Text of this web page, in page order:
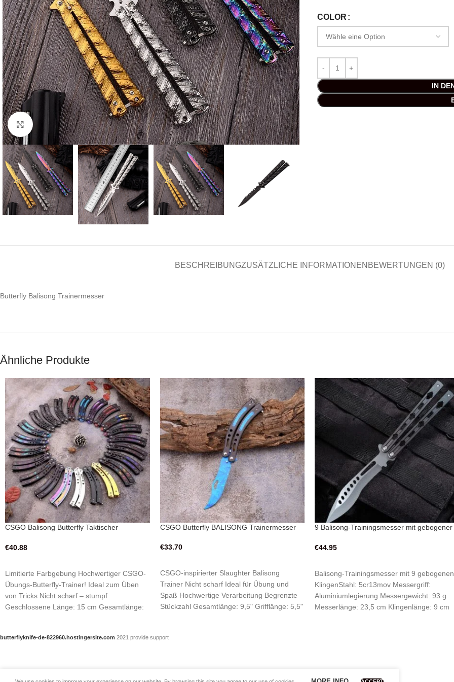
Click to enlarge
COLOR
IN
BESCHREIBUNGZUSÄTZLICHE INFORMATIONEN BEWERTUNGEN (0)
Butterfly Balisong Trainermesser
Ähnliche Produkte
CSGO Balisong Butterfly Taktischer
€40.88
Limitierte Farbgebung Hochwertiger CSGO-
Übungs-Butterfly-Trainer! Ideal zum Üben
von Tricks Nicht scharf – stumpf
Geschlossene Länge: 15 cm Gesamtlänge:
CSGO Butterfly BALISONG Trainermesser
€33.70
CSGO-inspirierter Slaughter Balisong
Trainer Nicht scharf Ideal für Übung und
Spaß Hochwertige Verarbeitung Begrenzte
Stückzahl Gesamtlänge: 9,5" Grifflänge: 5,5"
9 Balisong-Trainingsmesser mit gebogener
€44.95
Balisong-Trainingsmesser mit 9 gebogenen
KlingenStahl: 5cr13mov Messergriff:
Aluminiumlegierung Messergewicht: 93 g
Messerlänge: 23,5 cm Klingenlänge: 9 cm
butterflyknife-de-822960.hostingersite.com 2021 provide support